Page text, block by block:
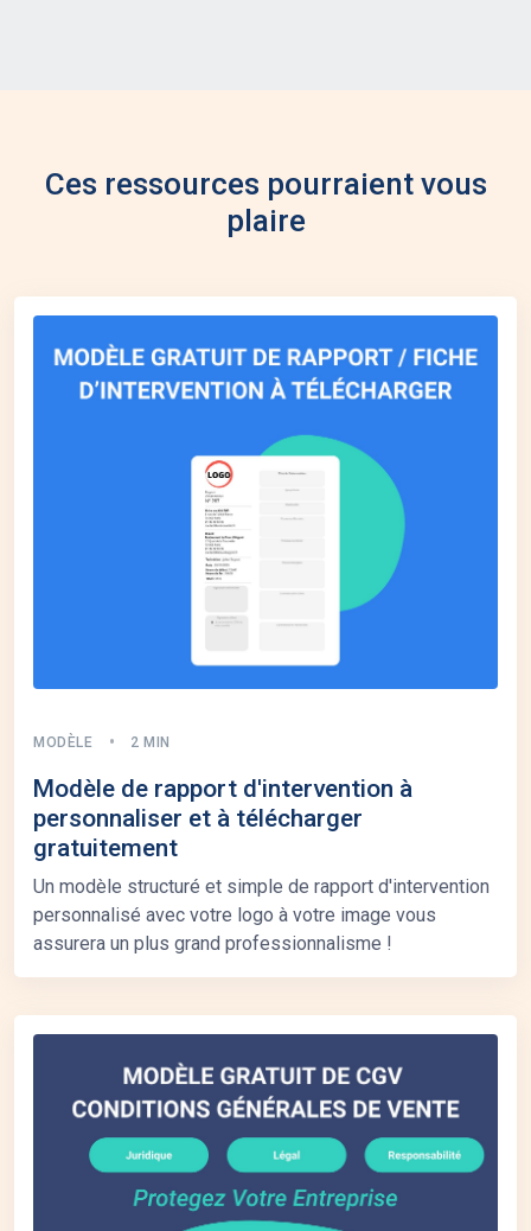
Ces ressources pourraient vous
plaire
MODÈLE 2 MIN
Modèle de rapport d'intervention à
personnaliser et à télécharger
gratuitement
Un modèle structuré et simple de rapport d'intervention
personnalisé avec votre logo à votre image vous
assurera un plus grand professionnalisme !